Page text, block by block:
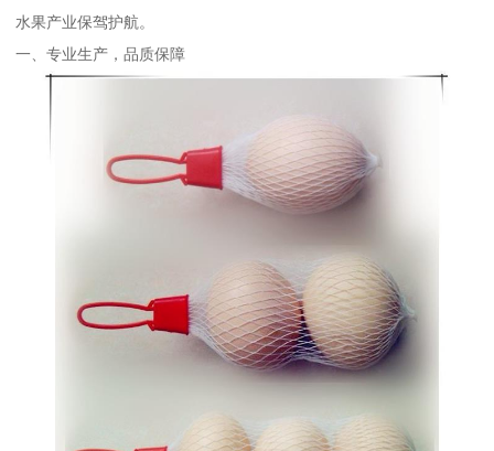
水果产业保驾护航。
一、专业生产，品质保障